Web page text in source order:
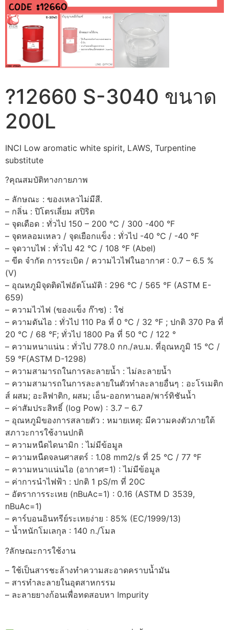
?12660 S-3040 ขนาด
200L
INCI Low aromatic white spirit, LAWS, Turpentine
substitute
?คุณสมบัติทางกายภาพ
– ลักษณะ : ของเหลวไม่มีสี.
– กลิ่น : ปิโตรเลี่ยม สปิริต
– จุดเดือด : ทั่วไป 150 – 200 °C / 300 -400 °F
– จุดหลอมเหลว / จุดเยือกแข็ง : ทั่วไป -40 °C / -40 °F
– จุดวาบไฟ : ทั่วไป 42 °C / 108 °F (Abel)
– ขีด จำกัด การระเบิด / ความไวไฟในอากาศ : 0.7 – 6.5 %
(V)
– อุณหภูมิจุดติดไฟอัตโนมัติ : 296 °C / 565 °F (ASTM E-
659)
– ความไวไฟ (ของแข็ง ก๊าซ) : ใช่
– ความดันไอ : ทั่วไป 110 Pa ที่ 0 °C / 32 °F ; ปกติ 370 Pa ที่
20 °C / 68 °F; ทั่วไป 1800 Pa ที่ 50 °C / 122 °
– ความหนาแน่น : ทั่วไป 778.0 กก./ลบ.ม. ที่อุณหภูมิ 15 °C /
59 °F(ASTM D-1298)
– ความสามารถในการละลายน้ำ : ไม่ละลายน้ำ
– ความสามารถในการละลายในตัวทำละลายอื่นๆ : อะโรเมติก
ส์ ผสม; อะลิฟาติก, ผสม; เอ็น-ออกทานอล/พาร์ทิชันน้ำ
– ค่าสัมประสิทธิ์ (log Pow) : 3.7 – 6.7
– อุณหภูมิของการสลายตัว : หมายเหตุ: มีความคงตัวภายใต้
สภาวะการใช้งานปกติ
– ความหนืดไดนามิก : ไม่มีข้อมูล
– ความหนืดจลนศาสตร์ : 1.08 mm2/s ที่ 25 °C / 77 °F
– ความหนาแน่นไอ (อากาศ=1) : ไม่มีข้อมูล
– ค่าการนำไฟฟ้า : ปกติ 1 pS/m ที่ 20C
– อัตราการระเหย (nBuAc=1) : 0.16 (ASTM D 3539,
nBuAc=1)
– คาร์บอนอินทรีย์ระเหยง่าย : 85% (EC/1999/13)
– น้ำหนักโมเลกุล : 140 ก./โมล
?ลักษณะการใช้งาน
– ใช้เป็นสารชะล้างทำความสะอาดคราบน้ำมัน
– สารทำละลายในอุตสาหกรรม
– ละลายยางก้อนเพื่อทดสอบหา Impurity